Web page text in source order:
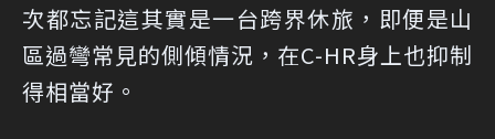
次都忘記這其實是一台跨界休旅，即便是山
區過彎常見的側傾情況，在C-HR身上也抑制
得相當好。